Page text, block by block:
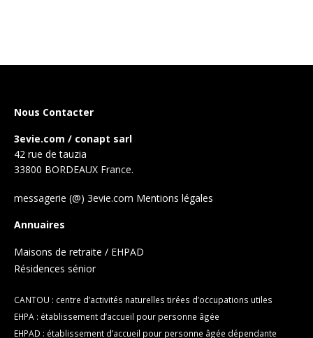
Nous Contacter
3evie.com / conapt sarl
42 rue de tauzia
33800 BORDEAUX France.
messagerie (@) 3evie.com Mentions légales
Annuaires
Maisons de retraite / EHPAD
Résidences sénior
CANTOU : centre d’activités naturelles tirées d’occupations utiles
EHPA : établissement d’accueil pour personne âgée
EHPAD : établissement d’accueil pour personne âgée dépendante